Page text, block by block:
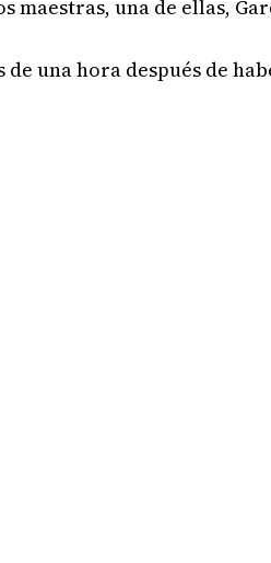
maestras, una de ellas,
una hora después de